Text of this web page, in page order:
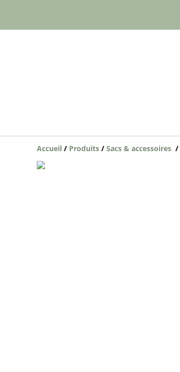
Accueil / Produits / Sacs & accessoires /